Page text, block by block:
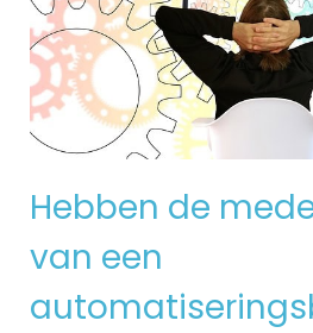
Hebben de
van een